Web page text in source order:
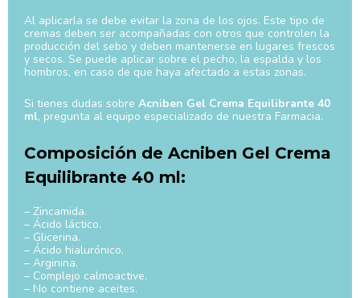
Al aplicarla se debe evitar la zona de los ojos. Este tipo de
cremas deben ser acompañadas con otros que controlen la
producción del sebo y deben mantenerse en lugares frescos
y secos. Se puede aplicar sobre el pecho, la espalda y los
hombros, en caso de que haya afectado a estas zonas.
Si tienes dudas sobre Acniben Gel Crema Equilibrante 40
ml, pregunta al equipo especializado de nuestra Farmacia.
Composición de Acniben Gel Crema
Equilibrante 40 ml:
– Zincamida.
– Ácido láctico.
– Glicerina.
– Ácido hialurónico.
– Arginina.
– Complejo calmoactive.
– No contiene aceites.